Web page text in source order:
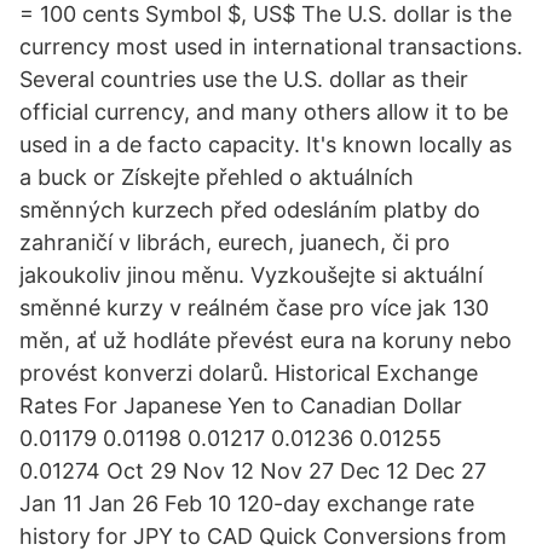
= 100 cents Symbol $, US$ The U.S. dollar is the
currency most used in international transactions.
Several countries use the U.S. dollar as their
official currency, and many others allow it to be
used in a de facto capacity. It's known locally as
a buck or Získejte přehled o aktuálních
směnných kurzech před odesláním platby do
zahraničí v librách, eurech, juanech, či pro
jakoukoliv jinou měnu. Vyzkoušejte si aktuální
směnné kurzy v reálném čase pro více jak 130
měn, ať už hodláte převést eura na koruny nebo
provést konverzi dolarů. Historical Exchange
Rates For Japanese Yen to Canadian Dollar
0.01179 0.01198 0.01217 0.01236 0.01255
0.01274 Oct 29 Nov 12 Nov 27 Dec 12 Dec 27
Jan 11 Jan 26 Feb 10 120-day exchange rate
history for JPY to CAD Quick Conversions from